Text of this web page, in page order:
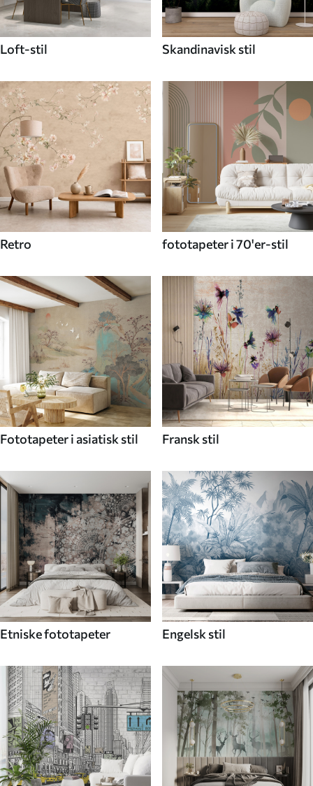
Loft-stil Skandinavisk stil
Retro fototapeter i 70'er-stil
Fototapeter i asiatisk stil Fransk stil
Etniske fototapeter Engelsk stil